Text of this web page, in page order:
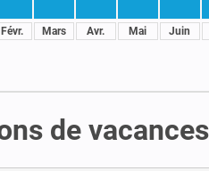
Févr. Mars Avr. Mai Juin
de